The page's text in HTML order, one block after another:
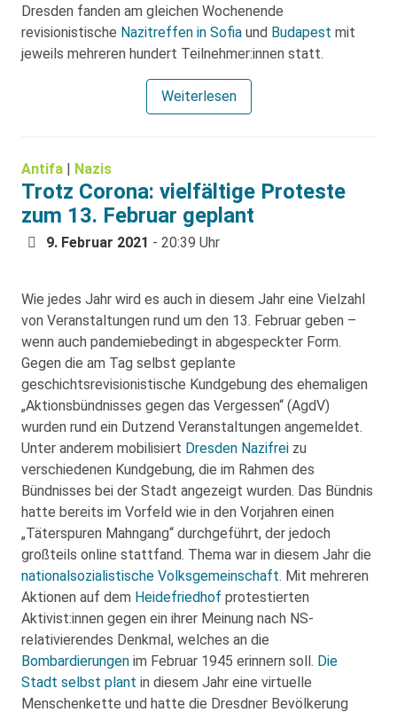
Dresden fanden am gleichen Wochenende
revisionistische Nazitreffen in Sofia und Budapest mit
jeweils mehreren hundert Teilnehmer:innen statt.
Weiterlesen
Antifa | Nazis
Trotz Corona: vielfältige Proteste
zum 13. Februar geplant
9. Februar 2021 - 20:39 Uhr
Wie jedes Jahr wird es auch in diesem Jahr eine Vielzahl
von Veranstaltungen rund um den 13. Februar geben –
wenn auch pandemiebedingt in abgespeckter Form.
Gegen die am Tag selbst geplante
geschichtsrevisionistische Kundgebung des ehemaligen
„Aktionsbündnisses gegen das Vergessen“ (AgdV)
wurden rund ein Dutzend Veranstaltungen angemeldet.
Unter anderem mobilisiert Dresden Nazifrei zu
verschiedenen Kundgebung, die im Rahmen des
Bündnisses bei der Stadt angezeigt wurden. Das Bündnis
hatte bereits im Vorfeld wie in den Vorjahren einen
„Täterspuren Mahngang“ durchgeführt, der jedoch
großteils online stattfand. Thema war in diesem Jahr die
nationalsozialistische Volksgemeinschaft. Mit mehreren
Aktionen auf dem Heidefriedhof protestierten
Aktivist:innen gegen ein ihrer Meinung nach NS-
relativierendes Denkmal, welches an die
Bombardierungen im Februar 1945 erinnern soll. Die
Stadt selbst plant in diesem Jahr eine virtuelle
Menschenkette und hatte die Dresdner Bevölkerung